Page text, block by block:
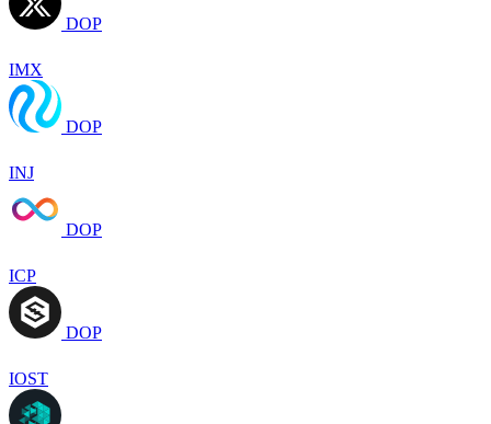
DOP
IMX
DOP
INJ
DOP
ICP
DOP
IOST